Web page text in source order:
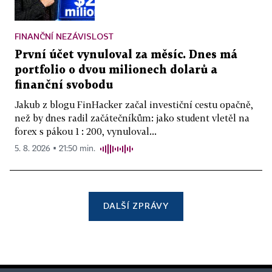
FINANČNÍ NEZÁVISLOST
První účet vynuloval za měsíc. Dnes má
portfolio o dvou milionech dolarů a
finanční svobodu
Jakub z blogu FinHacker začal investiční cestu opačně,
než by dnes radil začátečníkům: jako student vletěl na
forex s pákou 1 : 200, vynuloval...
5. 8. 2026 ▪ 21:50 min.
DALŠÍ ZPRÁVY